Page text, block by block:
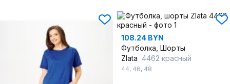
108.24 BYN
Футболка, Шорты
Zlata 4462 красный
44, 46, 48